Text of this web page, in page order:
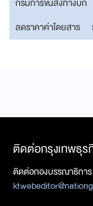
ลดราคาค่าโดยสาร
ติดต่อกรุงเทพธุร
ติดต่อกองบรรณาธิการ